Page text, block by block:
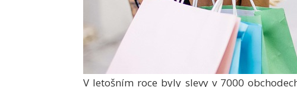
V letošním roce byly slevy v 7000